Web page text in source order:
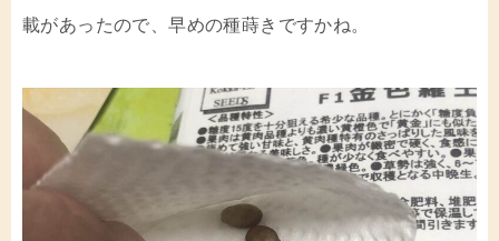
載があったので、早めの種蒔きですかね。